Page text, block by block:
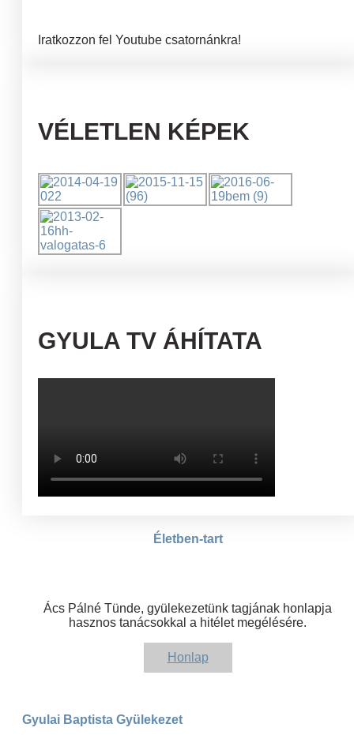
Iratkozzon fel Youtube csatornánkra!
VÉLETLEN KÉPEK
GYULA TV ÁHÍTATA
Életben-tart
Ács Pálné Tünde, gyülekezetünk tagjának honlapja
hasznos tanácsokkal a hitélet megélésére.
Honlap
Gyulai Baptista Gyülekezet